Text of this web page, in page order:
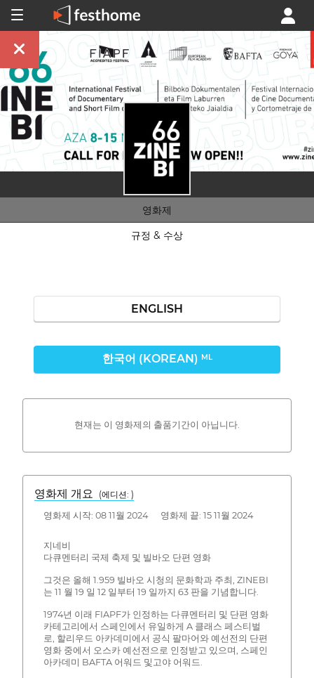
영화제
규정 & 수상
ENGLISH
한국어 (KOREAN) ML
현재는 이 영화제의 출품기간이 아닙니다.
영화제 개요 (에디션: )
영화제 시작: 08 11월 2024 영화제 끝: 15 11월 2024
지네비
다큐멘터리 국제 축제 및 빌바오 단편 영화
그것은 올해 1.959 빌바오 시청의 문화학과 주최, ZINEBI
는 11 월 19 일 12 일부터 19 일까지 63 판을 기념합니다.
1974년 이래 FIAPF가 인정하는 다큐멘터리 및 단편 영화
카테고리에서 스페인에서 유일하게 A 클래스 페스티벌
로, 할리우드 아카데미에서 공식 팔마어와 예선전의 단편
영화 중에서 오스카 예선전으로 인정받고 있으며, 스페인
아카데미 BAFTA 어워드 및고야 어워드.